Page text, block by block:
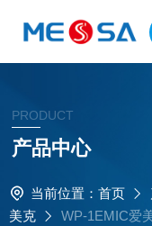
PRODUCT
产品中心
当前位置： 首页
美克
WP-1EMIC爱